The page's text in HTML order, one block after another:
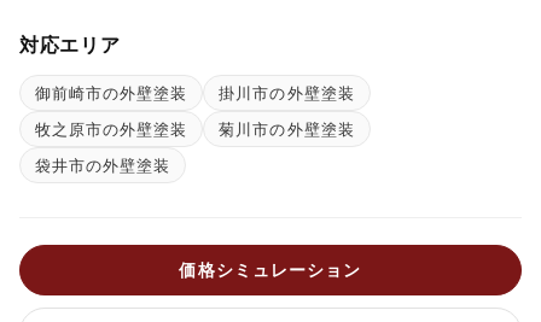
対応エリア
御前崎市の外壁塗装
掛川市の外壁塗装
牧之原市の外壁塗装
菊川市の外壁塗装
袋井市の外壁塗装
価格シミュレーション